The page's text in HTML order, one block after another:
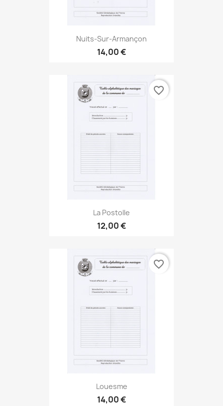
Nuits-Sur-Armançon
14,00 €
La Postolle
12,00 €
favorite_border
Louesme
14,00 €
favorite_border